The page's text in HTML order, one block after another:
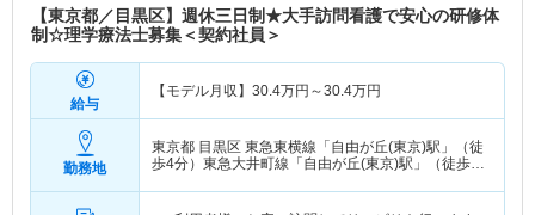
【東京都／目黒区】週休三日制★大手訪問看護で安心の研修体
制☆理学療法士募集＜契約社員＞
給与
【モデル月収】 30.4万円～30.4万円
勤務地
東京都 目黒区 東急東横線「自由が丘(東京)駅」（徒
歩4分）東急大井町線「自由が丘(東京)駅」（徒歩4